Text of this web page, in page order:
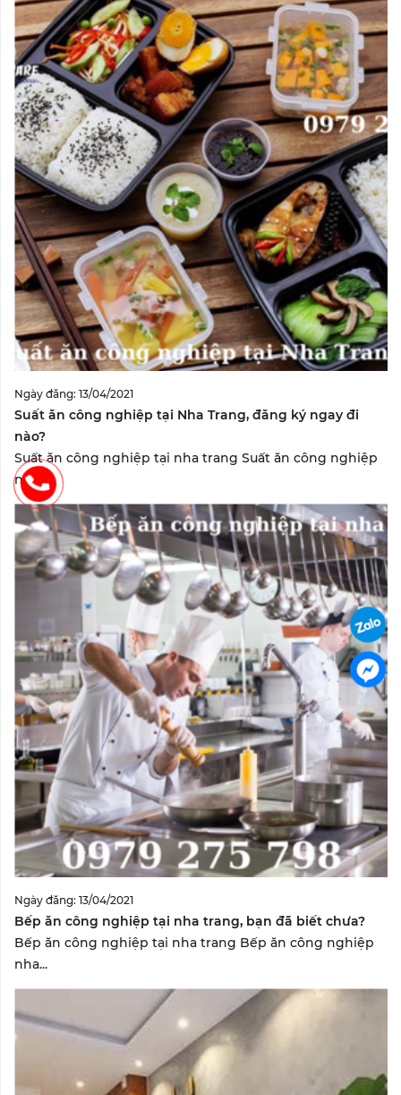
Ngày đăng: 13/04/2021
Suất ăn công nghiệp tại Nha Trang, đăng ký ngay đi
nào?
Suất ăn công nghiệp tại nha trang Suất ăn công nghiệp
nha...
Ngày đăng: 13/04/2021
Bếp ăn công nghiệp tại nha trang, bạn đã biết chưa?
Bếp ăn công nghiệp tại nha trang Bếp ăn công nghiệp
nha...